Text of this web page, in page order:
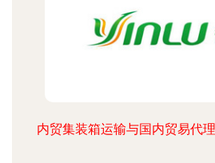
内贸集装箱运输与国内贸易代